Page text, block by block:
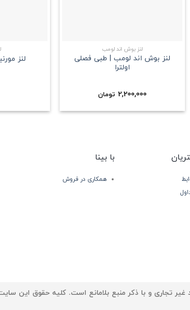
لنز بوش اند لومب
لنز بوش اند لومب | طبی فصلی
اولترا
2,200,000 تومان
لنز
با بینا
همکاری در فروش
تجاری و با ذکر منبع بلامانع است. کلیه حقوق این